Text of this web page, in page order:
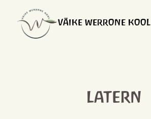
content
VÄIKE WERRONE KOOL
latern